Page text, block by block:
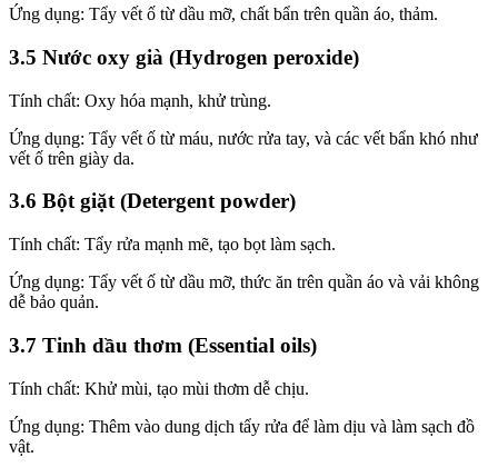
Ứng dụng: Tẩy vết ố từ dầu mỡ, chất bẩn trên quần áo, thảm.
3.5 Nước oxy già (Hydrogen peroxide)
Tính chất: Oxy hóa mạnh, khử trùng.
Ứng dụng: Tẩy vết ố từ máu, nước rửa tay, và các vết bẩn khó như
vết ố trên giày da.
3.6 Bột giặt (Detergent powder)
Tính chất: Tẩy rửa mạnh mẽ, tạo bọt làm sạch.
Ứng dụng: Tẩy vết ố từ dầu mỡ, thức ăn trên quần áo và vải không
dễ bảo quản.
3.7 Tinh dầu thơm (Essential oils)
Tính chất: Khử mùi, tạo mùi thơm dễ chịu.
Ứng dụng: Thêm vào dung dịch tẩy rửa để làm dịu và làm sạch đồ
vật.